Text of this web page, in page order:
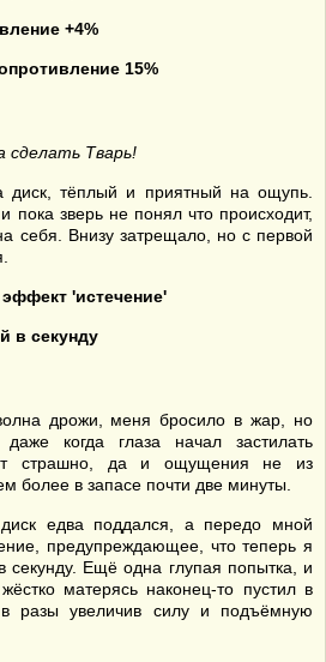
+4%
15%
сделать Тварь!
диск, тёплый и приятный на ощупь.
пока зверь не понял что происходит,
себя. Внизу затрещало, но с первой
'истечение'
в секунду
дрожи, меня бросило в жар, но
когда глаза начал застилать
страшно, да и ощущения не из
более в запасе почти две минуты.
едва поддался, а передо мной
предупреждающее, что теперь я
секунду. Ещё одна глупая попытка, и
матерясь наконец-то пустил в
разы увеличив силу и подъёмную